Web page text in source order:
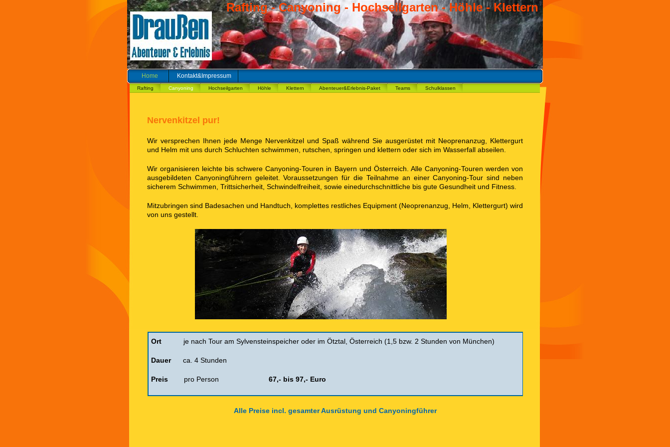
Rafting - Canyoning - Hochseilgarten - Höhle - Klettern
Home Kontakt&Impressum
Rafting Canyoning Hochseilgarten Höhle Klettern Abenteuer&Erlebnis-Paket Teams Schulklassen
Nervenkitzel pur!
Wir versprechen Ihnen jede Menge Nervenkitzel und Spaß während Sie ausgerüstet mit Neoprenanzug, Klettergurt
und Helm mit uns durch Schluchten schwimmen, rutschen, springen und klettern oder sich im Wasserfall abseilen.
Wir organisieren leichte bis schwere Canyoning-Touren in Bayern und Österreich. Alle Canyoning-Touren werden von
ausgebildeten Canyoningführern geleitet.Voraussetzungen für die Teilnahme an einer Canyoning-Tour sind neben
sicherem Schwimmen, Trittsicherheit, Schwindelfreiheit, sowie einedurchschnittliche bis gute Gesundheit und Fitness.
Mitzubringen sind Badesachen und Handtuch , komplettes restliches Equipment (Neoprenanzug, Helm, Klettergurt) wird
von uns gestellt.
Ort je nach Tour am Sylvensteinspeicher oder im Ötztal, Österreich (1,5 bzw. 2 Stunden von München)
Dauerca. 4 Stunden
Preis pro Person 67,- bis 97,- Euro
Alle Preise incl. gesamter Ausrüstung und Canyoningführer